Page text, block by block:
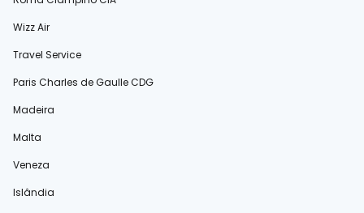
Wizz Air
Travel Service
Paris Charles de Gaulle CDG
Madeira
Malta
Veneza
Islândia